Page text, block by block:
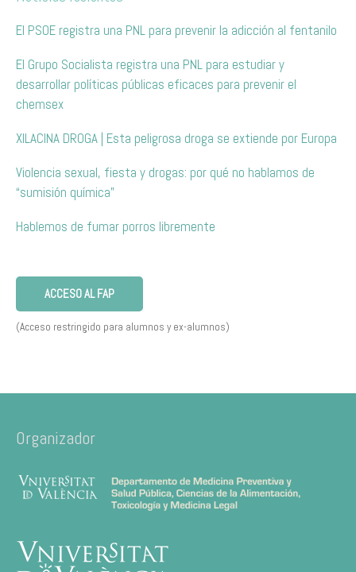
El PSOE registra una PNL para prevenir la adicción al fentanilo
El Grupo Socialista registra una PNL para estudiar y
desarrollar políticas públicas eficaces para prevenir el
chemsex
XILACINA DROGA | Esta peligrosa droga se extiende por Europa
Violencia sexual, fiesta y drogas: por qué no hablamos de
“sumisión química”
Hablemos de fumar porros libremente
ACCESO AL FAP
(Acceso restringido para alumnos y ex-alumnos)
Organizador